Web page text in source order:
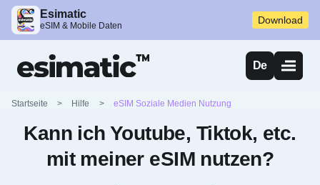
Esimatic
eSIM & Mobile Daten Download
De
Startseite > Hilfe > eSIM Soziale Medien Nutzung
Kann ich Youtube, Tiktok, etc.
mit meiner eSIM nutzen?